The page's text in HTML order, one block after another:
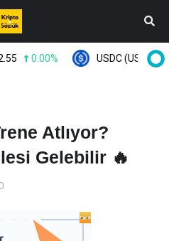
0.00% USDC (USDC) $
Atlıyor?
Gelebilir 🔥